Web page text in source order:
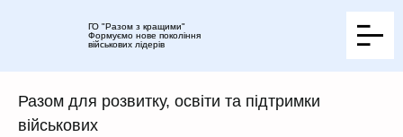
ГО "Разом з кращими"
Формуємо нове покоління
військових лідерів
Разом для розвитку, освіти та підтримки
військових